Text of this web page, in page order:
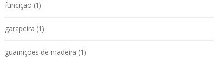
fundição (1)
garapeira (1)
guarnições de madeira (1)